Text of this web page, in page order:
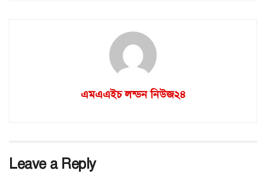
এমএএইচ লন্ডন নিউজ২৪
Leave a Reply